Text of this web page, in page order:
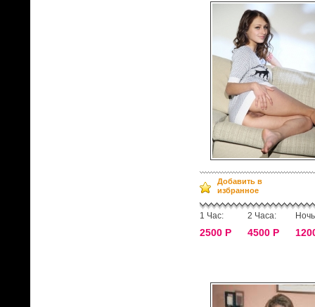
Добавить в
избранное
1 Час:
2500 Р
2 Часа:
4500 Р